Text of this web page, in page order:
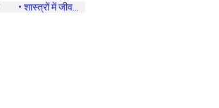
• शास्त्रों में जीव...